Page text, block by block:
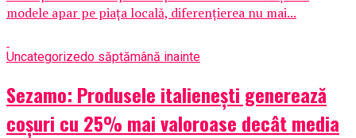
modele apar pe piața locală, diferențierea nu mai...
Uncategorizedo săptămână inainte
Sezamo: Produsele italienești generează
coșuri cu 25% mai valoroase decât media